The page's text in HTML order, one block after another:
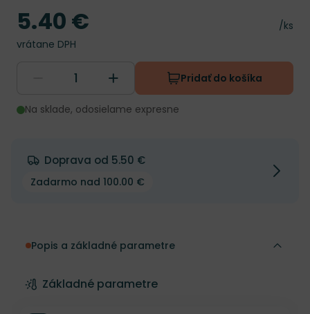
Cena
/ks
Cena
5.40 €
vrátane DPH
Pridať do košíka
Na sklade, odosielame expresne
Doprava od 5.50 €
Zadarmo nad 100.00 €
Popis a základné parametre
Základné parametre